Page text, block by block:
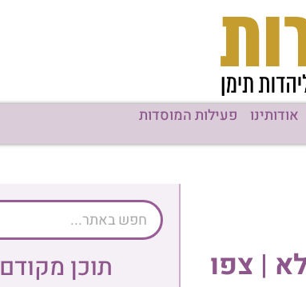
אודותינו פעילות המוסדות
| צפו תוכן מקודם